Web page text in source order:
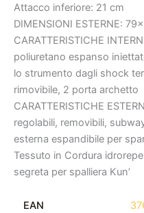
Attacco inferiore: 21 cm
DIMENSIONI ESTERNE:
CARATTERISTICHE
poliuretano espanso
lo strumento dagli shock
rimovibile, 2 porta archetto
CARATTERISTICHE
regolabili, removibili,
esterna espandibile per
Tessuto in Cordura
segreta per spalliera Kun’
EAN